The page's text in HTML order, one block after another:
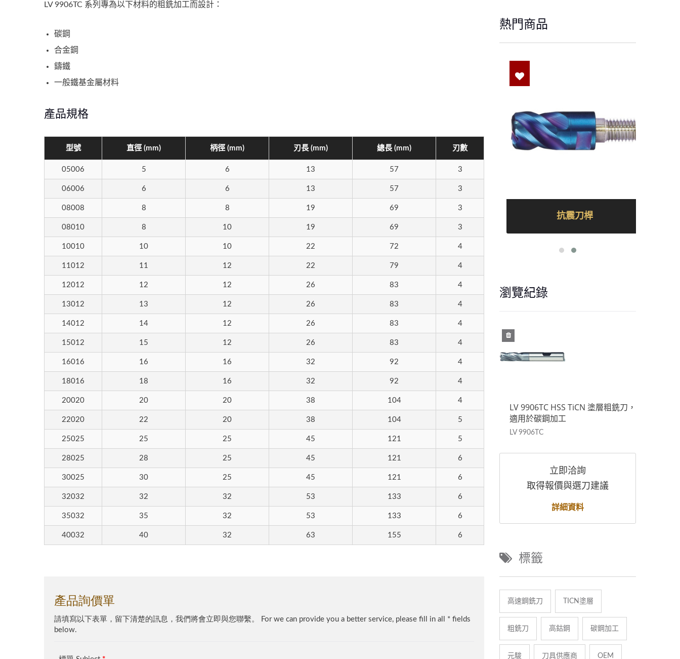
LV 9906TC 系列專為以下材料的粗銑加工而設計：
碳鋼
合金鋼
鑄鐵
一般鐵基金屬材料
產品規格
型號 直徑 (mm) 柄徑 (mm) 刃長 (mm) 總長 (mm) 刃數
05006 5 6 13 57 3
06006 6 6 13 57 3
08008 8 8 19 69 3
08010 8 10 19 69 3
10010 10 10 22 72 4
11012 11 12 22 79 4
12012 12 12 26 83 4
13012 13 12 26 83 4
14012 14 12 26 83 4
15012 15 12 26 83 4
16016 16 16 32 92 4
18016 18 16 32 92 4
20020 20 20 38 104 4
22020 22 20 38 104 5
25025 25 25 45 121 5
28025 28 25 45 121 6
30025 30 25 45 121 6
32032 32 32 53 133 6
35032 35 32 53 133 6
40032 40 32 63 155 6
熱門商品
UP 系列 抗震刀桿 UP 系列 抗震刀桿
瀏覽紀錄
LV 9906TC HSS TiCN 塗層粗銑刀，
適用於碳鋼加工
LV 9906TC HSS TiCN 塗層粗銑刀，
適用於碳鋼加工
LV 9906TC HSS TiCN 塗層粗銑刀，
適用於碳鋼加工
LV 9906TC
立即洽詢
取得報價與選刀建議
詳細資料
標籤
高速鋼銑刀 TICN塗層
粗銑刀 高鈷鋼 碳鋼加工
元駿 刀具供應商 OEM